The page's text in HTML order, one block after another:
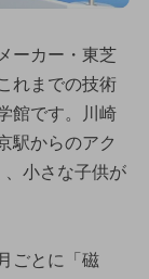
ーカー・東芝
れまでの技術
館です。川崎
駅からのアク
小さな子供が
ごとに「磁